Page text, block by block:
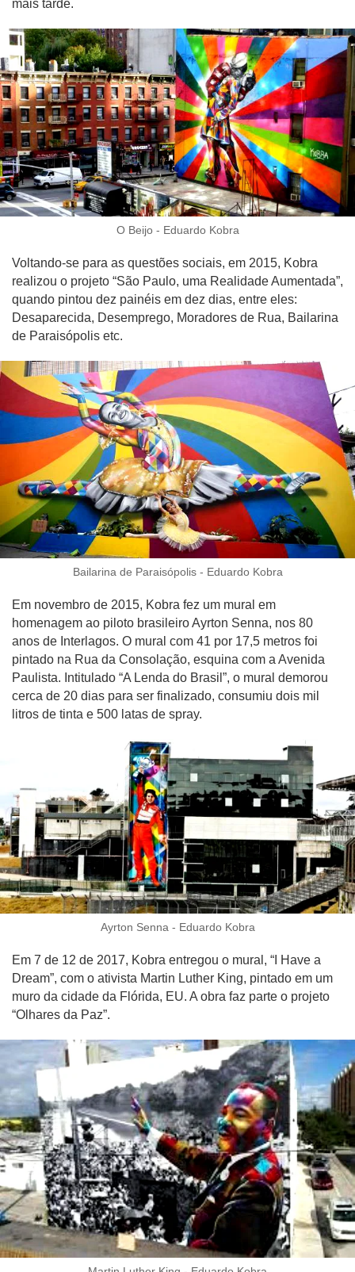
mais tarde.
O Beijo - Eduardo Kobra
Voltando-se para as questões sociais, em 2015, Kobra
realizou o projeto “São Paulo, uma Realidade Aumentada”,
quando pintou dez painéis em dez dias, entre eles:
Desaparecida, Desemprego, Moradores de Rua, Bailarina
de Paraisópolis etc.
Bailarina de Paraisópolis - Eduardo Kobra
Em novembro de 2015, Kobra fez um mural em
homenagem ao piloto brasileiro Ayrton Senna, nos 80
anos de Interlagos. O mural com 41 por 17,5 metros foi
pintado na Rua da Consolação, esquina com a Avenida
Paulista. Intitulado “A Lenda do Brasil”, o mural demorou
cerca de 20 dias para ser finalizado, consumiu dois mil
litros de tinta e 500 latas de spray.
Ayrton Senna - Eduardo Kobra
Em 7 de 12 de 2017, Kobra entregou o mural, “I Have a
Dream”, com o ativista Martin Luther King, pintado em um
muro da cidade da Flórida, EU. A obra faz parte o projeto
“Olhares da Paz”.